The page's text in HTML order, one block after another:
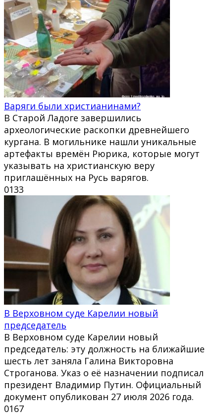
Варяги были христианинами?
В Старой Ладоге завершились
археологические раскопки древнейшего
кургана. В могильнике нашли уникальные
артефакты времён Рюрика, которые могут
указывать на христианскую веру
приглашённых на Русь варягов.
0133
В Верховном суде Карелии новый
председатель
В Верховном суде Карелии новый
председатель: эту должность на ближайшие
шесть лет заняла Галина Викторовна
Строганова. Указ о её назначении подписал
президент Владимир Путин. Официальный
документ опубликован 27 июля 2026 года.
0167